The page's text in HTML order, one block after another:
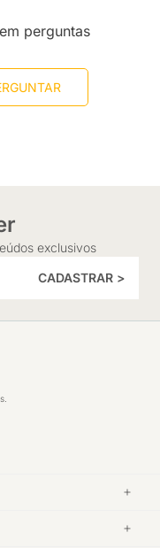
perguntas
exclusivos
CADASTRAR >